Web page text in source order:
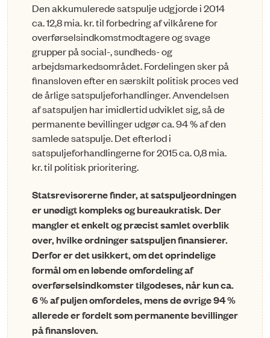
Den akkumulerede satspulje udgjorde i 2014
ca. 12,8 mia. kr. til forbedring af vilkårene for
overførselsindkomstmodtagere og svage
grupper på social-, sundheds- og
arbejdsmarkedsområdet. Fordelingen sker på
finansloven efter en særskilt politisk proces ved
de årlige satspuljeforhandlinger. Anvendelsen
af satspuljen har imidlertid udviklet sig, så de
permanente bevillinger udgør ca. 94 % af den
samlede satspulje. Det efterlod i
satspuljeforhandlingerne for 2015 ca. 0,8 mia.
kr. til politisk prioritering.
Statsrevisorerne finder, at satspuljeordningen
er unødigt kompleks og bureaukratisk. Der
mangler et enkelt og præcist samlet overblik
over, hvilke ordninger satspuljen finansierer.
Derfor er det usikkert, om det oprindelige
formål om en løbende omfordeling af
overførselsindkomster tilgodeses, når kun ca.
6 % af puljen omfordeles, mens de øvrige 94 %
allerede er fordelt som permanente bevillinger
på finansloven.